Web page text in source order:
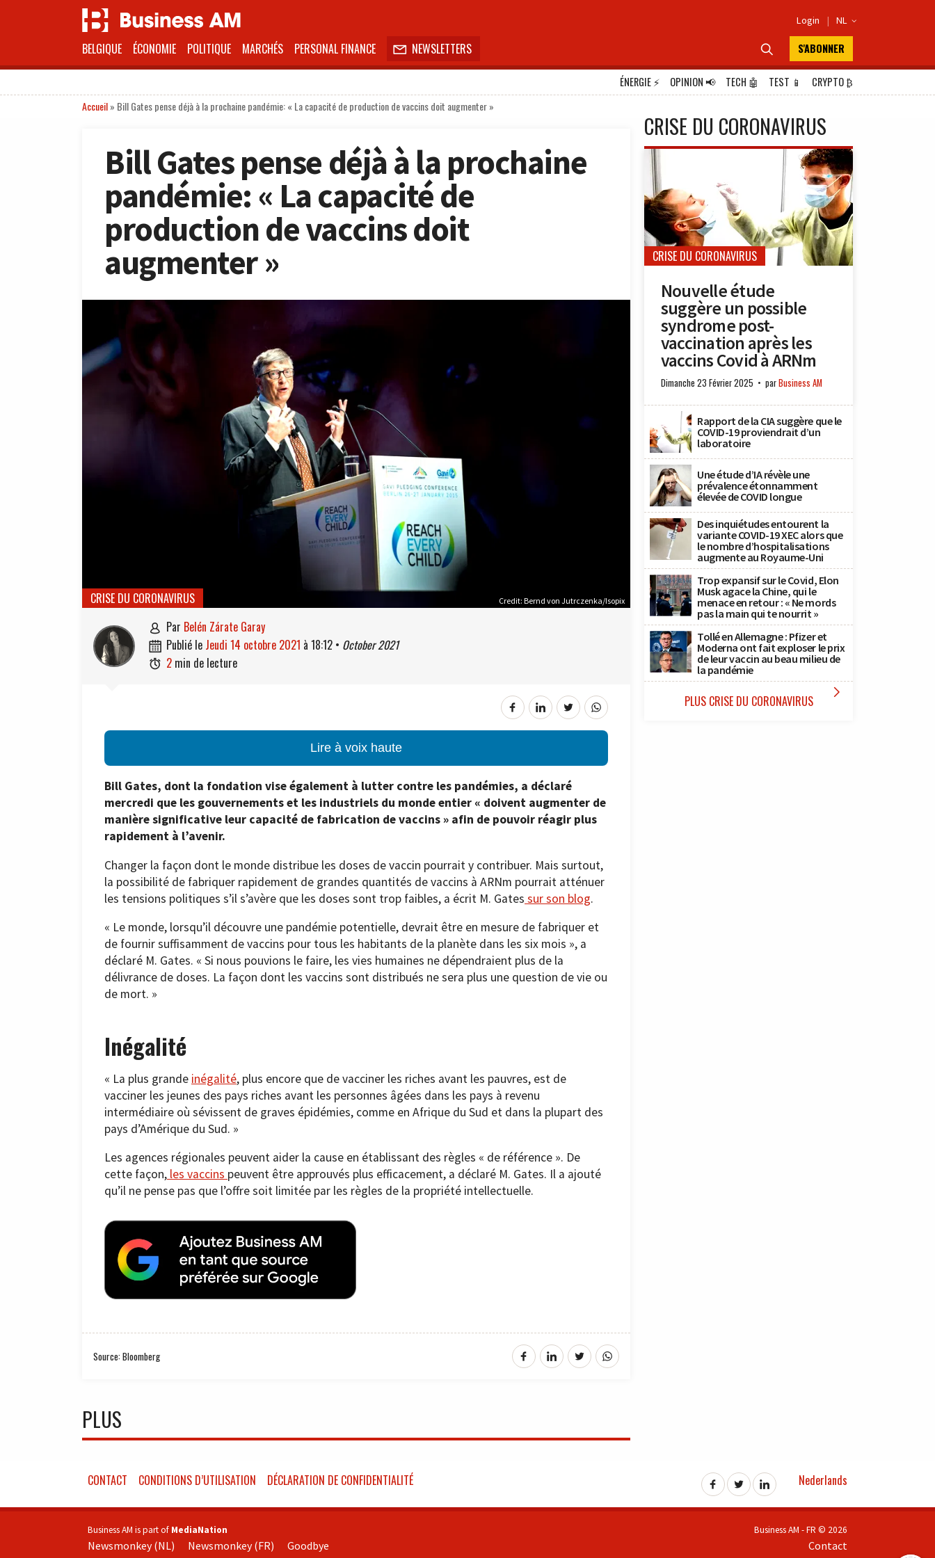
Login | NL 
BELGIQUE ÉCONOMIE POLITIQUE MARCHÉS PERSONAL FINANCE  NEWSLETTERS  S'ABONNER
ÉNERGIE⚡ OPINION📢 TECH 🤖 TEST 📱 CRYPTO₿
Accueil» Bill Gates pense déjà à la prochaine pandémie: « La capacité de production de vaccins doit augmenter »
Bill Gates pense déjà à la prochaine
pandémie: « La capacité de
production de vaccins doit
augmenter »
Credit: Bernd von Jutrczenka/Isopix
CRISE DU CORONAVIRUS
 par Belén Zárate Garay
 publié le jeudi 14 octobre 2021 à 18:12 • October 2021
 2 min de lecture
Lire à voix haute
Bill Gates, dont la fondation vise également à lutter contre les pandémies, a déclaré
mercredi que les gouvernements et les industriels du monde entier « doivent augmenter de
manière significative leur capacité de fabrication de vaccins » afin de pouvoir réagir plus
rapidement à l’avenir.
Changer la façon dont le monde distribue les doses de vaccin pourrait y contribuer. Mais surtout,
la possibilité de fabriquer rapidement de grandes quantités de vaccins à ARNm pourrait atténuer
les tensions politiques s’il s’avère que les doses sont trop faibles, a écrit M. Gates sur son blog.
« Le monde, lorsqu’il découvre une pandémie potentielle, devrait être en mesure de fabriquer et
de fournir suffisamment de vaccins pour tous les habitants de la planète dans les six mois », a
déclaré M. Gates. « Si nous pouvions le faire, les vies humaines ne dépendraient plus de la
délivrance de doses. La façon dont les vaccins sont distribués ne sera plus une question de vie ou
de mort. »
Inégalité
« La plus grande inégalité, plus encore que de vacciner les riches avant les pauvres, est de
vacciner les jeunes des pays riches avant les personnes âgées dans les pays à revenu
intermédiaire où sévissent de graves épidémies, comme en Afrique du Sud et dans la plupart des
pays d’Amérique du Sud. »
Les agences régionales peuvent aider la cause en établissant des règles « de référence ». De
cette façon, les vaccins peuvent être approuvés plus efficacement, a déclaré M. Gates. Il a ajouté
qu’il ne pense pas que l’offre soit limitée par les règles de la propriété intellectuelle.
Source: Bloomberg
PLUS
CRISE DU CORONAVIRUS
CRISE DU CORONAVIRUS
Nouvelle étude
suggère un possible
syndrome post-
vaccination après les
vaccins Covid à ARNm
Dimanche 23 Février 2025 parBusiness AM
Rapport de la CIA suggère que le
COVID-19 proviendrait d’un
laboratoire
Une étude d’IA révèle une
prévalence étonnamment
élevée de COVID longue
Des inquiétudes entourent la
variante COVID-19 XEC alors que
le nombre d’hospitalisations
augmente au Royaume-Uni
Trop expansif sur le Covid, Elon
Musk agace la Chine, qui le
menace en retour : « Ne mords
pas la main qui te nourrit »
Tollé en Allemagne : Pfizer et
Moderna ont fait exploser le prix
de leur vaccin au beau milieu de
la pandémie
PLUS CRISE DU CORONAVIRUS 
CONTACT CONDITIONS D’UTILISATION DÉCLARATION DE CONFIDENTIALITÉ Nederlands
Business AM is part of MediaNation
Newsmonkey (NL) Newsmonkey (FR) Goodbye
Business AM - FR © 2026
Contact